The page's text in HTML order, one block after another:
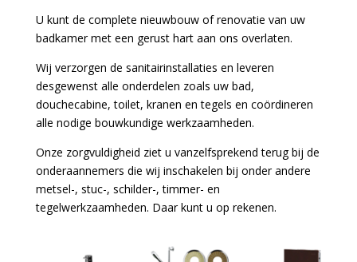
U kunt de complete nieuwbouw of renovatie van uw
badkamer met een gerust hart aan ons overlaten.
Wij verzorgen de sanitairinstallaties en leveren
desgewenst alle onderdelen zoals uw bad,
douchecabine, toilet, kranen en tegels en coördineren
alle nodige bouwkundige werkzaamheden.
Onze zorgvuldigheid ziet u vanzelfsprekend terug bij de
onderaannemers die wij inschakelen bij onder andere
metsel-, stuc-, schilder-, timmer- en
tegelwerkzaamheden. Daar kunt u op rekenen.